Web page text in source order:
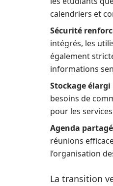
calendriers et
Sécurité
intégrés, les
également
informations
Stockage élargi
besoins de
pour les
Agenda
réunions
l’organisation
La transition